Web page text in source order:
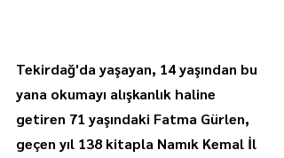
Tekirdağ'da yaşayan, 14 yaşından bu
yana okumayı alışkanlık haline
getiren 71 yaşındaki Fatma Gürlen,
geçen yıl 138 kitapla Namık Kemal İl